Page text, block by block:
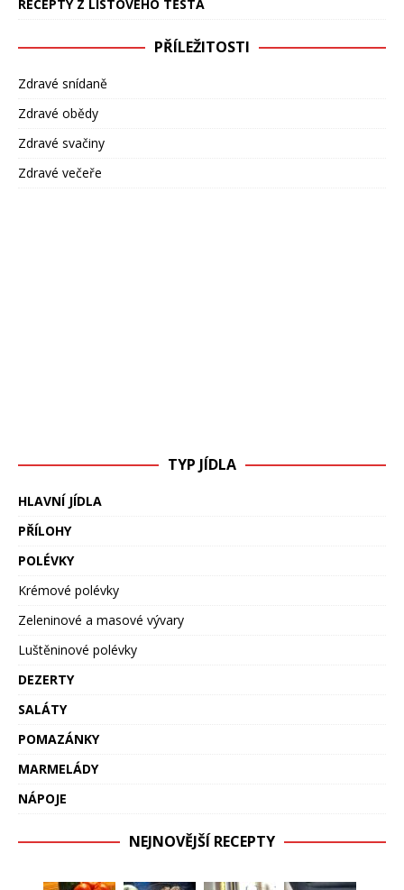
RECEPTY Z LISTOVÉHO TĚSTA
PŘÍLEŽITOSTI
Zdravé snídaně
Zdravé obědy
Zdravé svačiny
Zdravé večeře
TYP JÍDLA
HLAVNÍ JÍDLA
PŘÍLOHY
POLÉVKY
Krémové polévky
Zeleninové a masové vývary
Luštěninové polévky
DEZERTY
SALÁTY
POMAZÁNKY
MARMELÁDY
NÁPOJE
NEJNOVĚJŠÍ RECEPTY